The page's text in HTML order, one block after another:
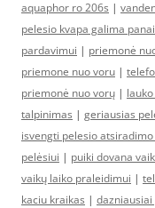
aquaphor ro 206s |
pelesio kvapa galima
pardavimui | priemonė
priemone nuo voru |
priemonė nuo vorų |
talpinimas | geriausias
isvengti pelesio
pelėsiui | puiki dovana
vaikų laiko praleidimui |
kaciu kraikas |